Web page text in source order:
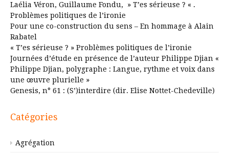
Laélia Véron, Guillaume Fondu, » T’es sérieuse ? « .
Problèmes politiques de l’ironie
Pour une co-construction du sens – En hommage à Alain
Rabatel
« T’es sérieuse ? » Problèmes politiques de l’ironie
Journées d’étude en présence de l’auteur Philippe Djian «
Philippe Djian, polygraphe : Langue, rythme et voix dans
une œuvre plurielle »
Genesis, n° 61 : (S’)interdire (dir. Elise Nottet-Chedeville)
Catégories
Agrégation